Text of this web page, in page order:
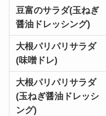
豆富のサラダ(玉ねぎ
醤油ドレッシング)
大根パリパリサラダ
(味噌ドレ)
大根パリパリサラダ
(玉ねぎ醤油ドレッシ
ング)